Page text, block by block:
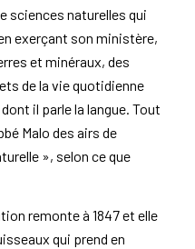
sciences naturelles qui
exerçant son ministère,
et minéraux, des
de la vie quotidienne
il parle la langue. Tout
Malo des airs de
», selon ce que
remonte à 1847 et elle
qui prend en